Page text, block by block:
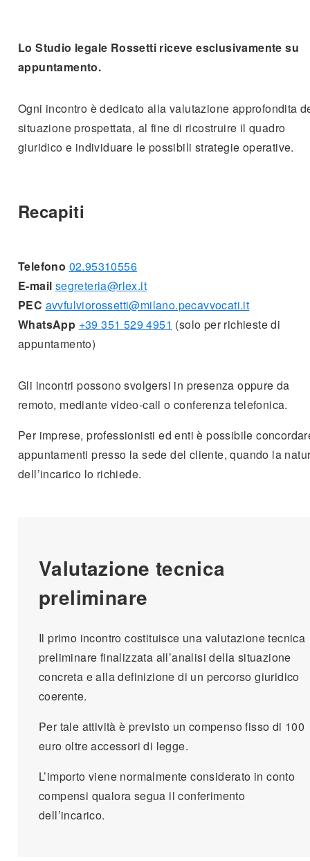
Lo Studio legale Rossetti riceve esclusivamente su
appuntamento.
Ogni incontro è dedicato alla valutazione approfondita
situazione prospettata, al fine di ricostruire il quadro
giuridico e individuare le possibili strategie operative.
Recapiti
Telefono 02.95310556
E-mail segreteria@rlex.it
PEC avvfulviorossetti@milano.pecavvocati.it
WhatsApp +39 351 529 4951 (solo per richieste di
appuntamento)
Gli incontri possono svolgersi in presenza oppure da
remoto, mediante video-call o conferenza telefonica.
Per imprese, professionisti ed enti è possibile
appuntamenti presso la sede del cliente, quando la
dell’incarico lo richiede.
Valutazione tecnica
preliminare
Il primo incontro costituisce una valutazione tecnica
preliminare finalizzata all’analisi della situazione
concreta e alla definizione di un percorso giuridico
coerente.
Per tale attività è previsto un compenso fisso di 100
euro oltre accessori di legge.
L’importo viene normalmente considerato in conto
compensi qualora segua il conferimento
dell’incarico.